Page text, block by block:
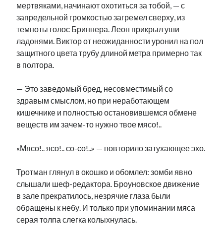
мертвяками, начинают охотиться за тобой, — с
запредельной громкостью загремел сверху, из
темноты голос Бриннера. Леон прикрыл уши
ладонями. Виктор от неожиданности уронил на пол
защитного цвета трубу длиной метра примерно так
в полтора.
— Это заведомый бред, несовместимый со
здравым смыслом, но при неработающем
кишечнике и полностью остановившемся обмене
веществ им зачем-то нужно твое мясо!..
«Мясо!.. ясо!.. со-со!..» — повторило затухающее эхо.
Тротман глянул в окошко и обомлел: зомби явно
слышали шеф-редактора. Броуновское движение
в зале прекратилось, незрячие глаза были
обращены к небу. И только при упоминании мяса
серая толпа слегка колыхнулась.